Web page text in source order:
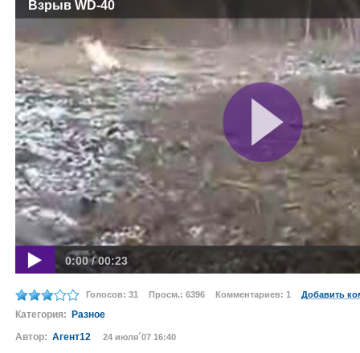
Взрыв WD-40
0:00 / 00:23
Голосов: 31 Просм.: 6396 Комментариев: 1 Добавить
Категория: Разное
Автор: Агент12 24 июля´07 16:40